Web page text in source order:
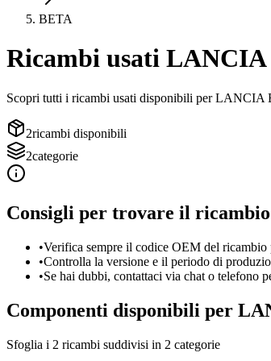
BETA
Ricambi usati LANCIA
Scopri tutti i ricambi usati disponibili perLANCIA
2ricambi disponibili
2categorie
Consigli per trovare il
•Verifica sempre il codice OEM del ricambio
•Controlla la versione e il periodo di
•Se hai dubbi, contattaci via chat o telefono
Componenti disponibili per
Sfoglia i 2 ricambi suddivisi in 2 categorie